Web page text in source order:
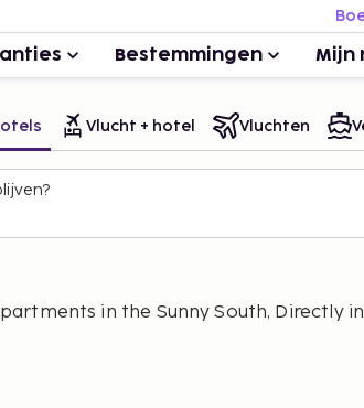
Bestemmingen Mijn
Vlucht + hotel Vluchten
in the Sunny South, Directly